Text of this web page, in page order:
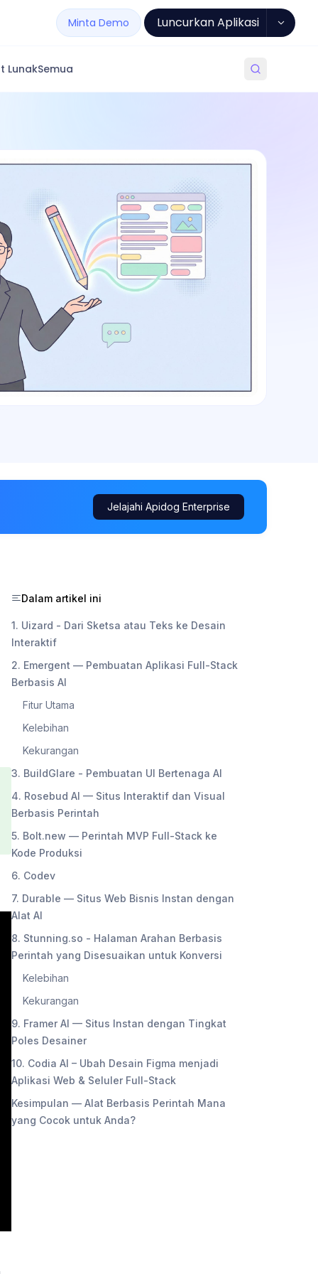
Minta Demo Luncurkan Aplikasi
LunakSemua
Jelajahi Apidog Enterprise
Dalam artikel ini
1. Uizard - Dari Sketsa atau Teks ke Desain
Interaktif
2. Emergent — Pembuatan Aplikasi Full-Stack
Berbasis AI
Fitur Utama
Kelebihan
Kekurangan
3. BuildGlare - Pembuatan UI Bertenaga AI
4. Rosebud AI — Situs Interaktif dan Visual
Berbasis Perintah
5. Bolt.new — Perintah MVP Full-Stack ke
Kode Produksi
6. Codev
7. Durable — Situs Web Bisnis Instan dengan
Alat AI
8. Stunning.so - Halaman Arahan Berbasis
Perintah yang Disesuaikan untuk Konversi
Kelebihan
Kekurangan
9. Framer AI — Situs Instan dengan Tingkat
Poles Desainer
10. Codia AI – Ubah Desain Figma menjadi
Aplikasi Web & Seluler Full-Stack
Kesimpulan — Alat Berbasis Perintah Mana
yang Cocok untuk Anda?